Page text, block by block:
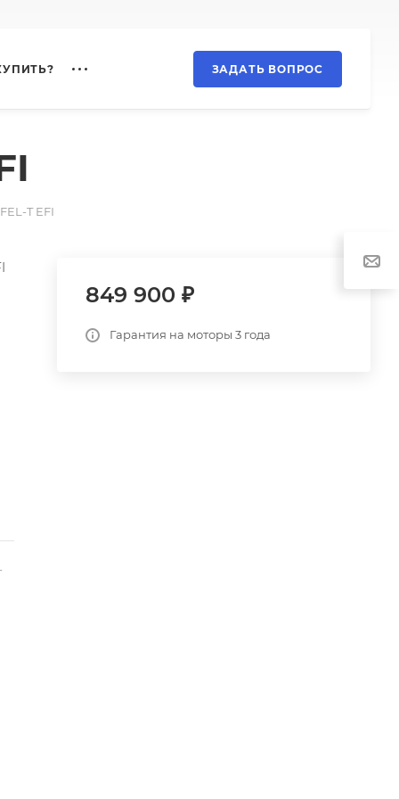
ЗАДАТЬ ВОПРОС
T EFI
849 900 ₽
Гарантия на моторы 3 года